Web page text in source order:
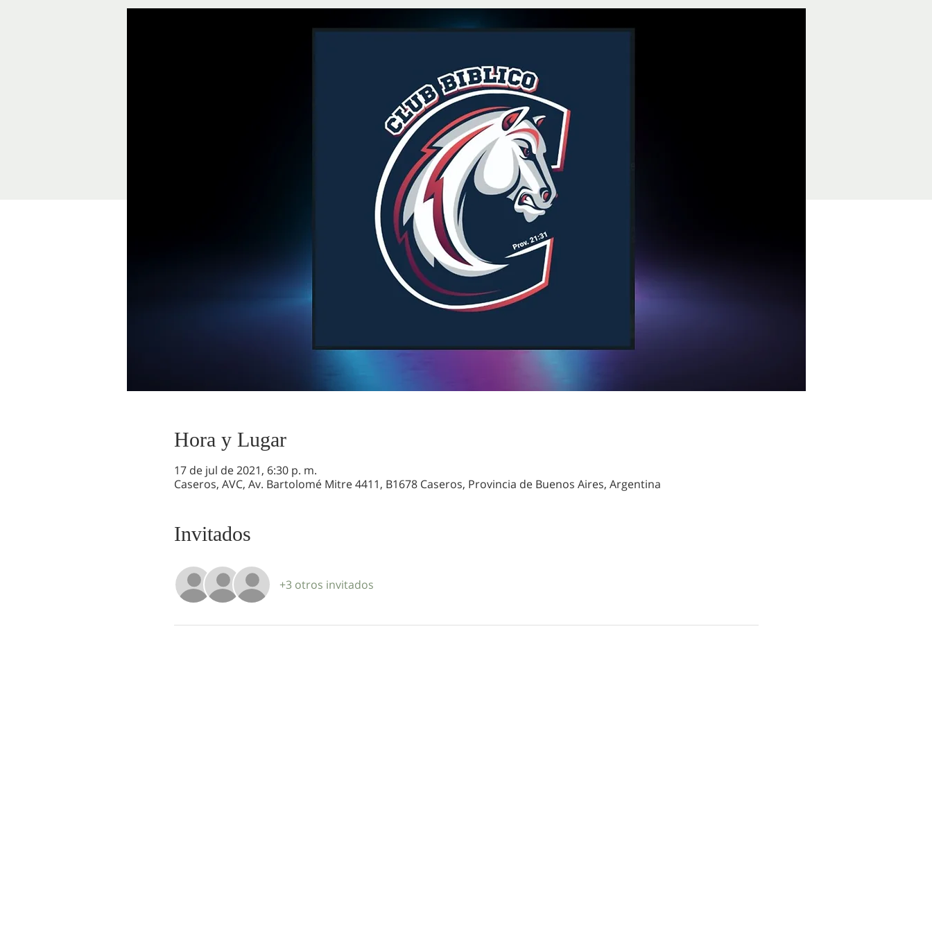
Hora y Lugar
17 de jul de 2021, 6:30 p. m.
Caseros, AVC, Av. Bartolomé Mitre 4411, B1678 Caseros, Provincia de Buenos Aires, Argentina
Invitados
+3 otros invitados